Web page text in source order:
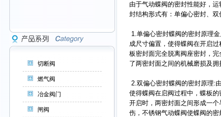
切断阀
燃气阀
冶金阀门
闸阀
由于气动蝶阀的密封性能好，
封结构形式有：单偏心密封、
1.单偏心密封蝶阀的密封原理
成尺寸偏置，使得蝶阀在开启
板密封面完全脱离阀座密封，
了两密封面之间的机械磨损及
2.双偏心密封蝶阀的密封原理:
使得蝶阀在启阀过程中，蝶板
开启时，两密封面之间形成一
伤，不锈钢气动蝶阀使蝶阀的